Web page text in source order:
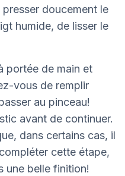
doucement le
humide, de lisser le
portée de main et
vous de remplir
au pinceau!
avant de continuer.
dans certains cas, il
cette étape,
une belle finition!